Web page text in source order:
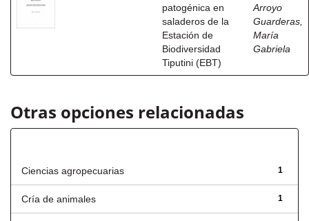
patogénica en
saladeros de la
Estación de
Biodiversidad
Tiputini (EBT)
Arroyo
Guarderas,
María
Gabriela
Otras opciones relacionadas
1
Ciencias agropecuarias
1
Cría de animales